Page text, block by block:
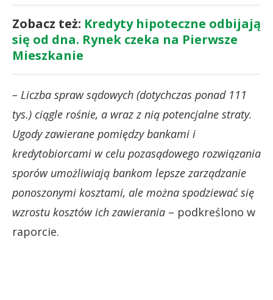
Zobacz też: Kredyty hipoteczne odbijają
się od dna. Rynek czeka na Pierwsze
Mieszkanie
– Liczba spraw sądowych (dotychczas ponad 111
tys.) ciągle rośnie, a wraz z nią potencjalne straty.
Ugody zawierane pomiędzy bankami i
kredytobiorcami w celu pozasądowego rozwiązania
sporów umożliwiają bankom lepsze zarządzanie
ponoszonymi kosztami, ale można spodziewać się
wzrostu kosztów ich zawierania – podkreślono w
raporcie.